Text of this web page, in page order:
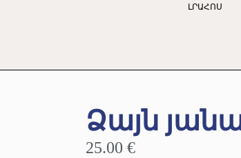
ԼՐԱՀՈՍ
Ձայն
25.00 €